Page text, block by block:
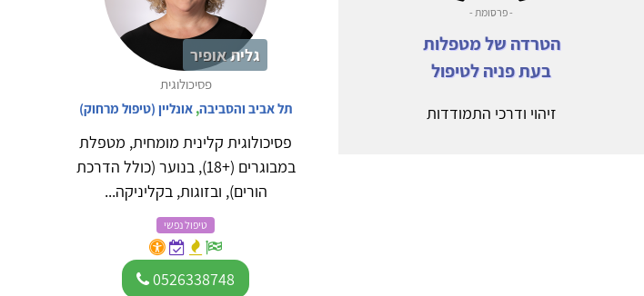
- פרסומת -
הטרדה של מטפלות
בעת פניה לטיפול
זיהוי ודרכי התמודדות
גלית אופיר
פסיכולוגית
תל אביב והסביבה,אונליין (טיפול מרחוק)
פסיכולוגית קלינית מומחית, מטפלת
במבוגרים (+18), בנוער (כולל הדרכת
הורים), ובזוגות, בקליניקה...
טיפול נפשי
0526338748